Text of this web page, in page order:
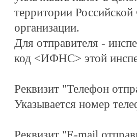
территории
организации.
Для отправителя -
код <ИФНС> этой
Реквизит "Телефон
Указывается номер